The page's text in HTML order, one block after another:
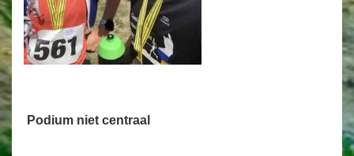
Podium niet centraal